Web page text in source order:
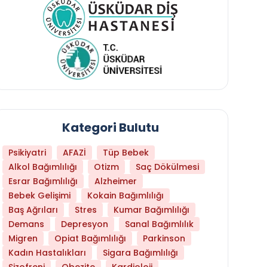
Daha Az Protein Tüketmek Yaşlanmayı
Kategori Bulutu
Psikiyatri AFAZİ
Tüp Bebek
Alkol Bağımlılığı
Otizm
Saç Dökülmesi
Esrar Bağımlılığı
Alzheimer
Bebek Gelişimi
Kokain Bağımlılığı
Baş Ağrıları
Stres
Kumar Bağımlılığı
Demans
Depresyon
Sanal Bağımlılık
Migren
Opiat Bağımlılığı
Parkinson
Kadın Hastalıkları
Sigara Bağımlılığı